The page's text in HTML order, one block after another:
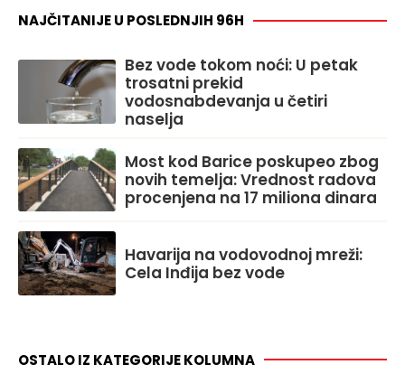
NAJČITANIJE U POSLEDNJIH 96H
Bez vode tokom noći: U petak
trosatni prekid
vodosnabdevanja u četiri
naselja
Most kod Barice poskupeo zbog
novih temelja: Vrednost radova
procenjena na 17 miliona dinara
Havarija na vodovodnoj mreži:
Cela Inđija bez vode
OSTALO IZ KATEGORIJE KOLUMNA